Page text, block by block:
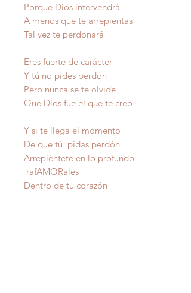
Porque Dios intervendrá
A menos que te arrepientas
Tal vez te perdonará
Eres fuerte de carácter
Y tú no pides perdón
Pero nunca se te olvide
Que Dios fue el que te creó
Y si te llega el momento
De que tú pidas perdón
Arrepiéntete en lo profundo
rafAMORales
Dentro de tu corazón